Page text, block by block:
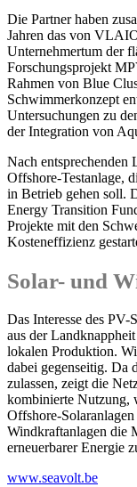
Die Partner haben
Jahren das von
Unternehmertum der
Forschungsprojekt
Rahmen von Blue
Schwimmerkonzept
Untersuchungen zu
der Integration von
Nach entsprechenden
Offshore-Testanlage,
in Betrieb gehen soll.
Energy Transition
Projekte mit den
Kosteneffizienz
Solar- und
Das Interesse des PV-
aus der
lokalen Produktion.
dabei gegenseitig. Da
zulassen, zeigt die
kombinierte Nutzung,
Offshore-
Windkraftanlagen die
erneuerbarer Energie
www.seavolt.be